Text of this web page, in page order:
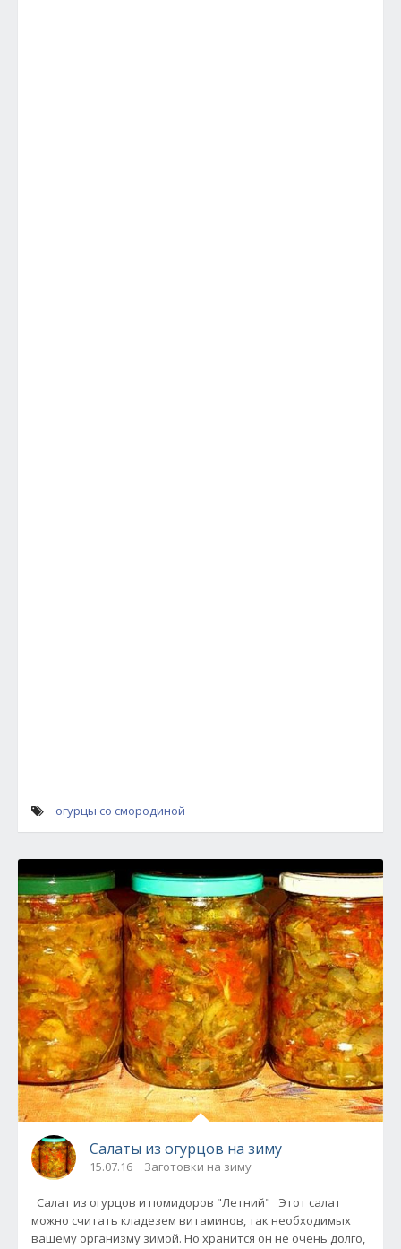
огурцы со смородиной
Салаты из огурцов на зиму
15.07.16 Заготовки на зиму
Салат из огурцов и помидоров "Летний" Этот салат
можно считать кладезем витаминов, так необходимых
вашему организму зимой. Но хранится он не очень долго,